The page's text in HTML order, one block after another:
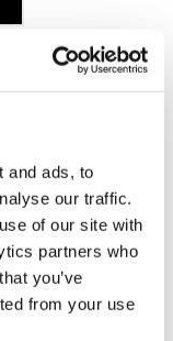
and ads, to
our traffic.
of our site with
partners who
you’ve
from your use
sunt gestionate de
turism din Grupa A
12276).
de sănătate